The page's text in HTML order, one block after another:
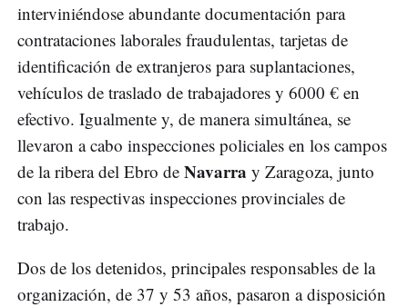
interviniéndose abundante documentación para
contrataciones laborales fraudulentas, tarjetas de
identificación de extranjeros para suplantaciones,
vehículos de traslado de trabajadores y 6000 € en
efectivo. Igualmente y, de manera simultánea, se
llevaron a cabo inspecciones policiales en los campos
de la ribera del Ebro de Navarra y Zaragoza, junto
con las respectivas inspecciones provinciales de
trabajo.
Dos de los detenidos, principales responsables de la
organización, de 37 y 53 años, pasaron a disposición